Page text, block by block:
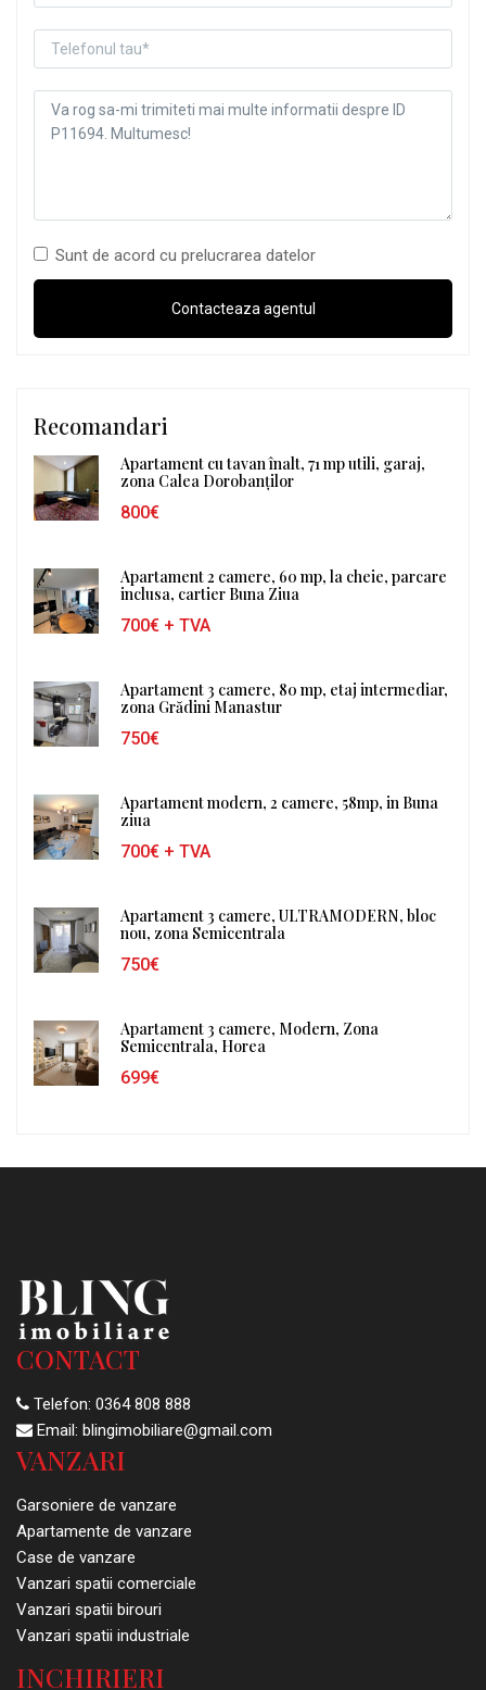
Sunt de acord cu prelucrarea datelor
Recomandari
Apartament cu tavan înalt, 71 mp utili, garaj,
zona Calea Dorobanților
800€
Apartament 2 camere, 60 mp, la cheie, parcare
inclusa, cartier Buna Ziua
700€ + TVA
Apartament 3 camere, 80 mp, etaj intermediar,
zona Grădini Manastur
750€
Apartament modern, 2 camere, 58mp, in Buna
ziua
700€ + TVA
Apartament 3 camere, ULTRAMODERN, bloc
nou, zona Semicentrala
750€
Apartament 3 camere, Modern, Zona
Semicentrala, Horea
699€
CONTACT
Telefon: 0364 808 888
Email: blingimobiliare@gmail.com
VANZARI
Garsoniere de vanzare
Apartamente de vanzare
Case de vanzare
Vanzari spatii comerciale
Vanzari spatii birouri
Vanzari spatii industriale
INCHIRIERI